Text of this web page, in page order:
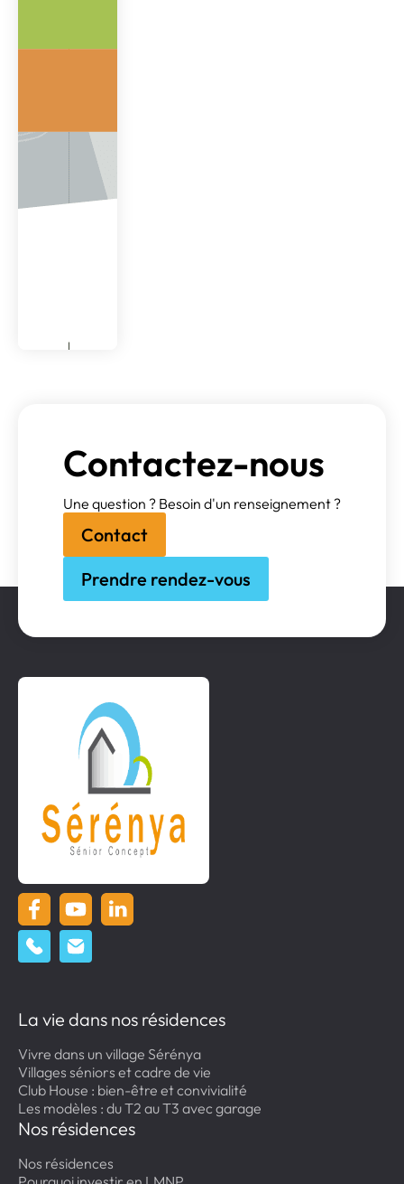
Contactez-nous
Une question ? Besoin d'un renseignement ?
Contact
Prendre rendez-vous
La vie dans nos résidences
Vivre dans un village Sérénya
Villages séniors et cadre de vie
Club House : bien-être et convivialité
Les modèles : du T2 au T3 avec garage
Nos résidences
Nos résidences